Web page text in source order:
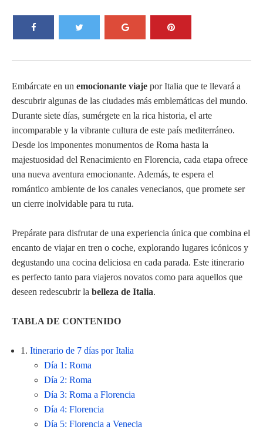
Embárcate en un emocionante viaje por Italia que te llevará a
descubrir algunas de las ciudades más emblemáticas del mundo.
Durante siete días, sumérgete en la rica historia, el arte
incomparable y la vibrante cultura de este país mediterráneo.
Desde los imponentes monumentos de Roma hasta la
majestuosidad del Renacimiento en Florencia, cada etapa ofrece
una nueva aventura emocionante. Además, te espera el
romántico ambiente de los canales venecianos, que promete ser
un cierre inolvidable para tu ruta.
Prepárate para disfrutar de una experiencia única que combina el
encanto de viajar en tren o coche, explorando lugares icónicos y
degustando una cocina deliciosa en cada parada. Este itinerario
es perfecto tanto para viajeros novatos como para aquellos que
deseen redescubrir la belleza de Italia.
TABLA DE CONTENIDO
1. Itinerario de 7 días por Italia
Día 1: Roma
Día 2: Roma
Día 3: Roma a Florencia
Día 4: Florencia
Día 5: Florencia a Venecia